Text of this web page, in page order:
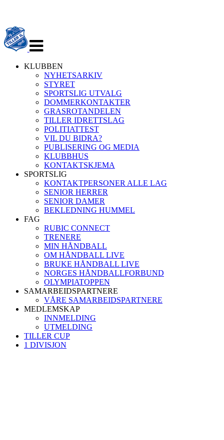
navigasjon
KLUBBEN
NYHETSARKIV
STYRET
SPORTSLIG UTVALG
DOMMERKONTAKTER
GRASROTANDELEN
TILLER IDRETTSLAG
POLITIATTEST
VIL DU BIDRA?
PUBLISERING OG MEDIA
KLUBBHUS
KONTAKTSKJEMA
SPORTSLIG
KONTAKTPERSONER ALLE LAG
SENIOR HERRER
SENIOR DAMER
BEKLEDNING HUMMEL
FAG
RUBIC CONNECT
TRENERE
MIN HÅNDBALL
OM HÅNDBALL LIVE
BRUKE HÅNDBALL LIVE
NORGES HÅNDBALLFORBUND
OLYMPIATOPPEN
SAMARBEIDSPARTNERE
VÅRE SAMARBEIDSPARTNERE
MEDLEMSKAP
INNMELDING
UTMELDING
TILLER CUP
1 DIVISJON